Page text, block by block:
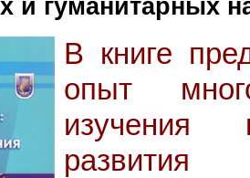
и гуманитарных
В книге
опыт
изучения